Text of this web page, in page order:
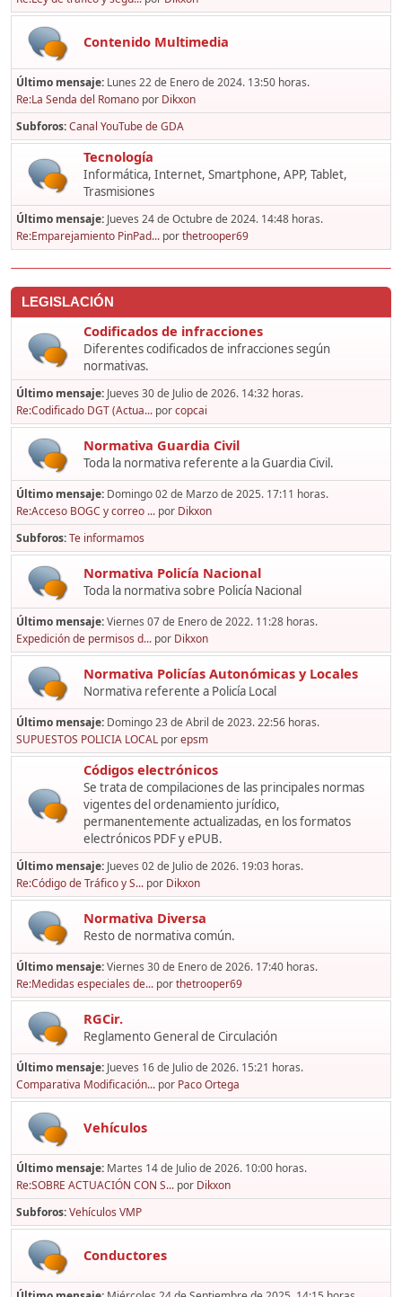
Contenido Multimedia
Último mensaje: Lunes 22 de Enero de 2024. 13:50 horas.
Re:La Senda del Romano por Dikxon
Subforos Canal YouTube de GDA
Tecnología
Informática, Internet, Smartphone, APP, Tablet,
Trasmisiones
Último mensaje: Jueves 24 de Octubre de 2024. 14:48 horas.
Re:Emparejamiento PinPad... porthetrooper69
LEGISLACIÓN
Codificados de infracciones
Diferentes codificados de infracciones según
normativas.
Último mensaje: Jueves 30 de Julio de 2026. 14:32 horas.
Re:Codificado DGT (Actua... porcopcai
Normativa Guardia Civil
Toda la normativa referente a la Guardia Civil.
Último mensaje: Domingo 02 de Marzo de 2025. 17:11 horas.
Re:Acceso BOGC y correo ... por Dikxon
Subforos Te informamos
Normativa Policía Nacional
Toda la normativa sobre Policía Nacional
Último mensaje:Viernes 07 de Enero de 2022. 11:28 horas.
Expedición de permisos d... por Dikxon
Normativa Policías Autonómicas y Locales
Normativa referente a Policía Local
Último mensaje: Domingo 23 de Abril de 2023. 22:56 horas.
SUPUESTOS POLICIA LOCAL porepsm
Códigos electrónicos
Se trata de compilaciones de las principales normas
vigentes del ordenamiento jurídico,
permanentemente actualizadas, en los formatos
electrónicos PDF y ePUB.
Último mensaje: Jueves 02 de Julio de 2026. 19:03 horas.
Re:Código de Tráfico y S... por Dikxon
Normativa Diversa
Resto de normativa común.
Último mensaje:Viernes 30 de Enero de 2026. 17:40 horas.
Re:Medidas especiales de... porthetrooper69
RGCir.
Reglamento General de Circulación
Último mensaje: Jueves 16 de Julio de 2026. 15:21 horas.
Comparativa Modificación... por Paco Ortega
Vehículos
Último mensaje: Martes 14 de Julio de 2026. 10:00 horas.
Re:SOBRE ACTUACIÓN CON S... por Dikxon
Subforos Vehículos VMP
Conductores